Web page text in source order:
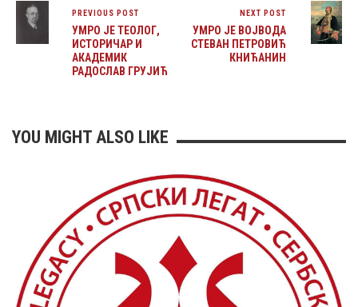
PREVIOUS POST
УМРО ЈЕ ТЕОЛОГ,
ИСТОРИЧАР И
АКАДЕМИК
РАДОСЛАВ ГРУЈИЋ
NEXT POST
УМРО ЈЕ ВОЈВОДА
СТЕВАН ПЕТРОВИЋ
КНИЋАНИН
YOU MIGHT ALSO LIKE